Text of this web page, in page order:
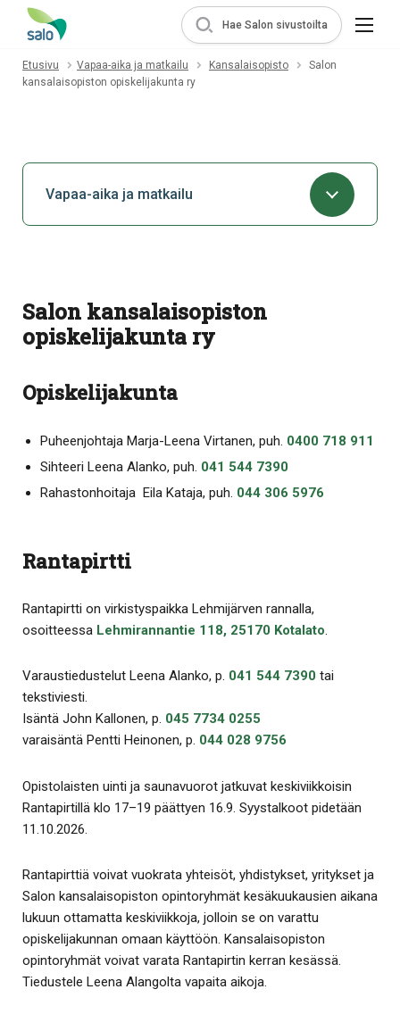
Hae Salon sivustoilta
Etusivu Vapaa-aika ja matkailu Kansalaisopisto
Salon
kansalaisopiston opiskelijakunta ry
Vapaa-aika ja matkailu
Salon kansalaisopiston
opiskelijakunta ry
Opiskelijakunta
Puheenjohtaja Marja-Leena Virtanen, puh. 0400 718 911
Sihteeri Leena Alanko, puh. 041 544 7390
Rahastonhoitaja Eila Kataja, puh. 044 306 5976
Rantapirtti
Rantapirtti on virkistyspaikka Lehmijärven rannalla,
osoitteessa Lehmirannantie 118, 25170 Kotalato.
Varaustiedustelut Leena Alanko, p. 041 544 7390 tai
tekstiviesti.
Isäntä John Kallonen, p. 045 7734 0255
varaisäntä Pentti Heinonen, p. 044 028 9756
Opistolaisten uinti ja saunavuorot jatkuvat keskiviikkoisin
Rantapirtillä klo 17–19 päättyen 16.9. Syystalkoot pidetään
11.10.2026.
Rantapirttiä voivat vuokrata yhteisöt, yhdistykset, yritykset ja
Salon kansalaisopiston opintoryhmät kesäkuukausien aikana
lukuun ottamatta keskiviikkoja, jolloin se on varattu
opiskelijakunnan omaan käyttöön. Kansalaisopiston
opintoryhmät voivat varata Rantapirtin kerran kesässä.
Tiedustele Leena Alangolta vapaita aikoja.